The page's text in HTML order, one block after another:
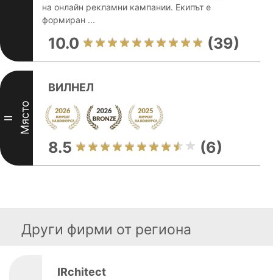
на онлайн рекламни кампании. Екипът е
формиран ...
10.0 (39)
II Място
ВИЛНЕЛ
8.5 (6)
Други фирми от региона
IRchitect